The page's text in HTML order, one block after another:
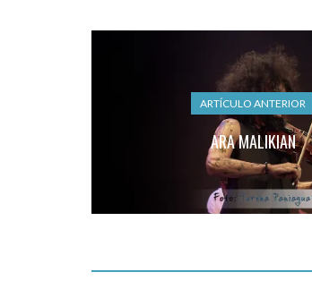
ARTÍCULO ANTERIOR
ARA MALIKIAN